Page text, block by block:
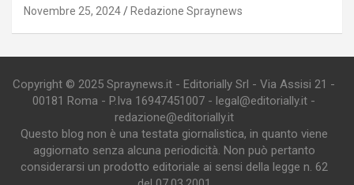
Novembre 25, 2024 Redazione Spraynews
Copyright © 2025 Spraynews.it - Editorially Srl - Via Assisi 21 -
00181 Roma - P.Iva 16947451007 - legal@editorially.it -
redazione@editorially.it
Questo blog non è una testata giornalistica, in quanto viene
aggiornato senza alcuna periodicità. Non può pertanto
considerarsi un prodotto editoriale ai sensi della legge n. 62